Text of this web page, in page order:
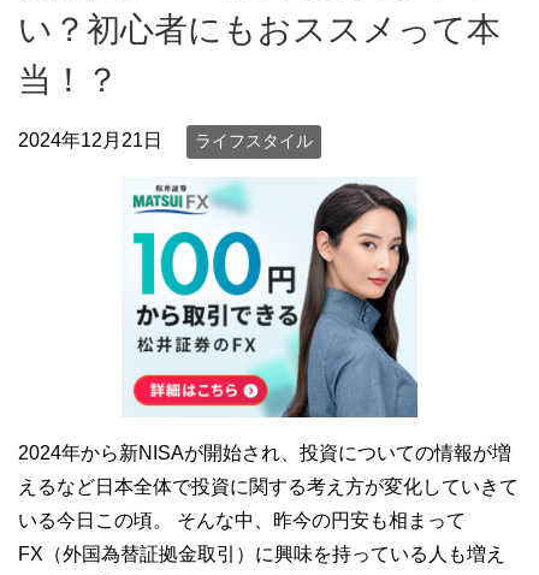
い？初心者にもおススメって本
当！？
2024年12月21日 ライフスタイル
2024年から新NISAが開始され、投資についての情報が増
えるなど日本全体で投資に関する考え方が変化していきて
いる今日この頃。 そんな中、昨今の円安も相まって
FX（外国為替証拠金取引）に興味を持っている人も増え